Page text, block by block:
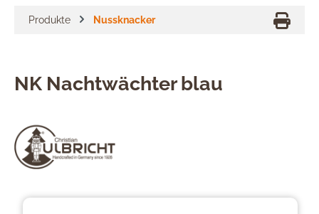
Produkte Nussknacker
NK Nachtwächter blau